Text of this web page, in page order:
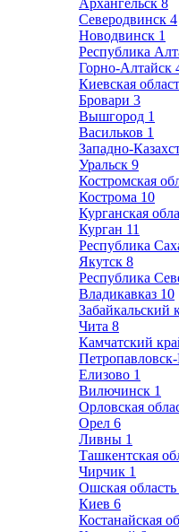
Архангельск 8
Северодвинск 4
Новодвинск 1
Республика
Горно-Алтайск
Киевская
Бровари 3
Вышгород 1
Васильков 1
Западно-
Уральск 9
Костромская
Кострома 10
Курганская
Курган 11
Республика
Якутск 8
Республика
Владикавказ 10
Забайкальский
Чита 8
Камчатский
Елизово 1
Вилючинск 1
Орловская
Орел 6
Ливны 1
Ташкентская
Чирчик 1
Ошская область
Киев 6
Костанайская